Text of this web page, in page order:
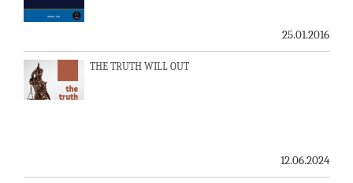
25.01.2016
THE TRUTH WILL OUT
12.06.2024